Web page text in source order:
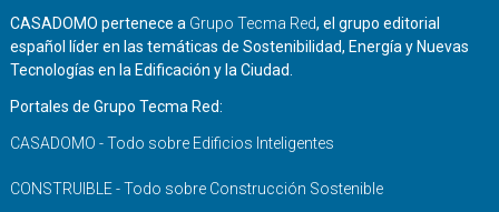
CASADOMO pertenece a Grupo Tecma Red, el grupo editorial
español líder en las temáticas de Sostenibilidad, Energía y Nuevas
Tecnologías en la Edificación y la Ciudad.
Portales de Grupo Tecma Red:
CASADOMO - Todo sobre Edificios Inteligentes
CONSTRUIBLE - Todo sobre Construcción Sostenible